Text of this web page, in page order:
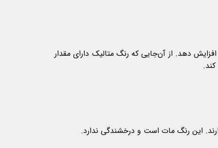
دهد. از آن‌جایی که رنگ متالیک دارای مقدار
این رنگ مات است و درخشندگی ندارد.